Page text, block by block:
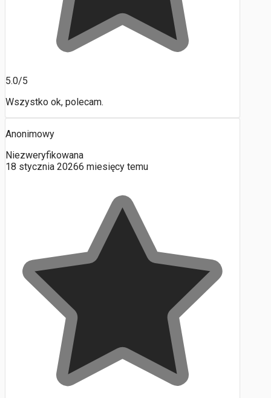
5.0/5
Wszystko ok, polecam.
Anonimowy
Niezweryfikowana
18 stycznia 20266 miesięcy temu